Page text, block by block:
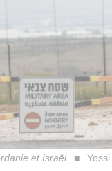
et Israël